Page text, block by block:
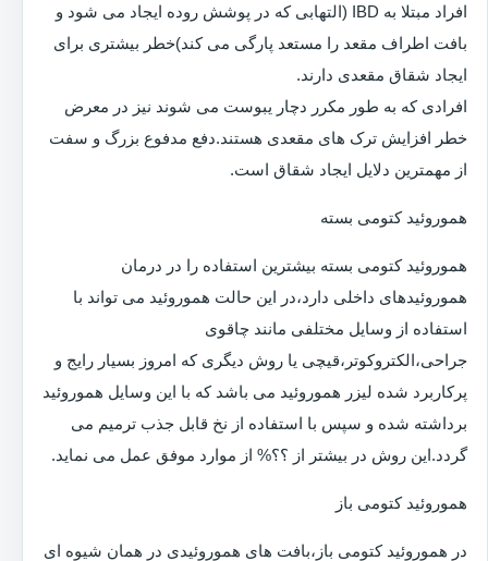
افراد مبتلا به IBD (التهابی که در پوشش روده ایجاد می شود و
بافت اطراف مقعد را مستعد پارگی می کند)خطر بیشتری برای
ایجاد شقاق مقعدی دارند.
افرادی که به طور مکرر دچار یبوست می شوند نیز در معرض
خطر افزایش ترک های مقعدی هستند.دفع مدفوع بزرگ و سفت
از مهمترین دلایل ایجاد شقاق است.
هموروئید کتومی بسته
هموروئید کتومی بسته بیشترین استفاده را در درمان
هموروئیدهای داخلی دارد،در این حالت هموروئید می تواند با
استفاده از وسایل مختلفی مانند چاقوی
جراحی،الکتروکوتر،قیچی یا روش دیگری که امروز بسیار رایج و
پرکاربرد شده لیزر هموروئید می باشد که با این وسایل هموروئید
برداشته شده و سپس با استفاده از نخ قابل جذب ترمیم می
گردد.این روش در بیشتر از ؟؟% از موارد موفق عمل می نماید.
هموروئید کتومی باز
در هموروئید کتومی باز،بافت های هموروئیدی در همان شیوه ای